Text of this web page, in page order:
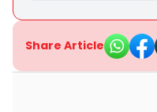
Share Article